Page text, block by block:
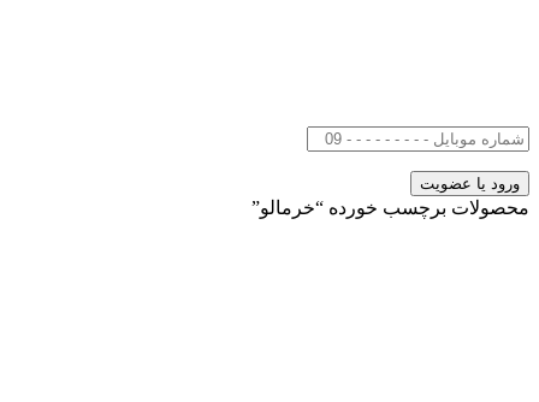
محصولات برچسب خورده “خرمالو”